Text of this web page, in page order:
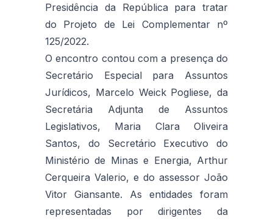
Presidência da República para tratar
do Projeto de Lei Complementar nº
125/2022.
O encontro contou com a presença do
Secretário Especial para Assuntos
Jurídicos, Marcelo Weick Pogliese, da
Secretária Adjunta de Assuntos
Legislativos, Maria Clara Oliveira
Santos, do Secretário Executivo do
Ministério de Minas e Energia, Arthur
Cerqueira Valerio, e do assessor João
Vitor Giansante. As entidades foram
representadas por dirigentes da